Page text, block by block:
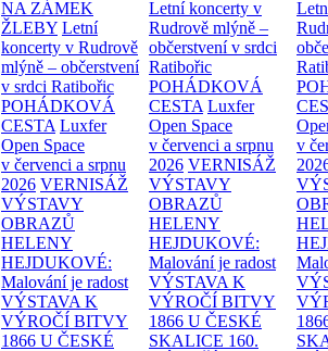
NA ZÁMEK
ŽLEBY Letní
koncerty v Rudrově
mlýně – občerstvení
v srdci Ratibořic
POHÁDKOVÁ
CESTA Luxfer
Open Space
v červenci a srpnu
2026 VERNISÁŽ
VÝSTAVY
OBRAZŮ
HELENY
HEJDUKOVÉ:
Malování je radost
VÝSTAVA K
VÝROČÍ BITVY
1866 U ČESKÉ
Letní koncerty v
Rudrově mlýně –
občerstvení v srdci
Ratibořic
POHÁDKOVÁ
CESTA Luxfer
Open Space
v červenci a srpnu
2026 VERNISÁŽ
VÝSTAVY
OBRAZŮ
HELENY
HEJDUKOVÉ:
Malování je radost
VÝSTAVA K
VÝROČÍ BITVY
1866 U ČESKÉ
SKALICE 160.
v